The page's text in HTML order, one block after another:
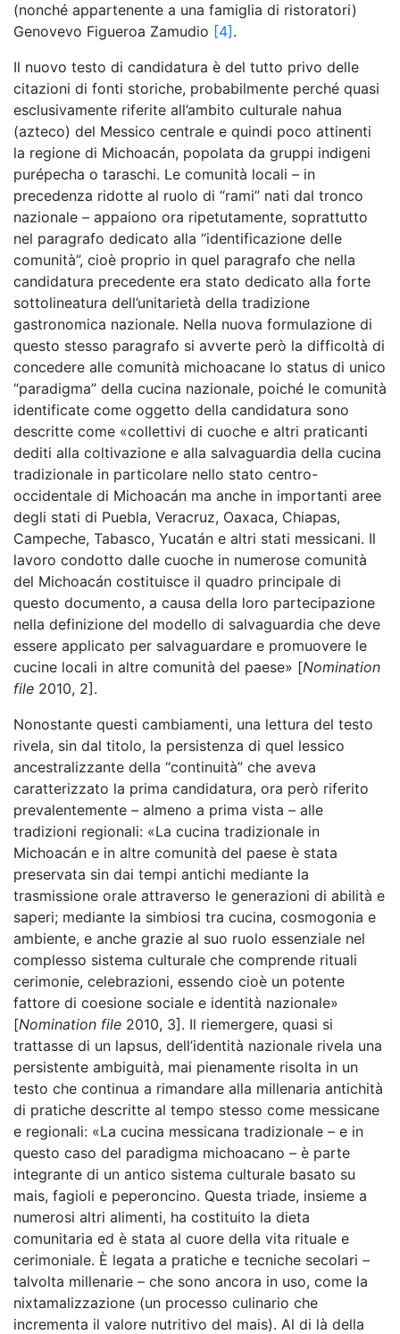
(nonché appartenente a una famiglia di ristoratori)
Genovevo Figueroa Zamudio [4] .
Il nuovo testo di candidatura è del tutto privo delle
citazioni di fonti storiche, probabilmente perché quasi
esclusivamente riferite all’ambito culturale nahua
(azteco) del Messico centrale e quindi poco attinenti
la regione di Michoacán, popolata da gruppi indigeni
purépecha o taraschi. Le comunità locali – in
precedenza ridotte al ruolo di “rami” nati dal tronco
nazionale – appaiono ora ripetutamente, soprattutto
nel paragrafo dedicato alla “identificazione delle
comunità”, cioè proprio in quel paragrafo che nella
candidatura precedente era stato dedicato alla forte
sottolineatura dell’unitarietà della tradizione
gastronomica nazionale. Nella nuova formulazione di
questo stesso paragrafo si avverte però la difficoltà di
concedere alle comunità michoacane lo status di unico
“paradigma” della cucina nazionale, poiché le comunità
identificate come oggetto della candidatura sono
descritte come «collettivi di cuoche e altri praticanti
dediti alla coltivazione e alla salvaguardia della cucina
tradizionale in particolare nello stato centro-
occidentale di Michoacán ma anche in importanti aree
degli stati di Puebla, Veracruz, Oaxaca, Chiapas,
Campeche, Tabasco, Yucatán e altri stati messicani. Il
lavoro condotto dalle cuoche in numerose comunità
del Michoacán costituisce il quadro principale di
questo documento, a causa della loro partecipazione
nella definizione del modello di salvaguardia che deve
essere applicato per salvaguardare e promuovere le
cucine locali in altre comunità del paese» [Nomination
file 2010, 2].
Nonostante questi cambiamenti, una lettura del testo
rivela, sin dal titolo, la persistenza di quel lessico
ancestralizzante della “continuità” che aveva
caratterizzato la prima candidatura, ora però riferito
prevalentemente – almeno a prima vista – alle
tradizioni regionali: «La cucina tradizionale in
Michoacán e in altre comunità del paese è stata
preservata sin dai tempi antichi mediante la
trasmissione orale attraverso le generazioni di abilità e
saperi; mediante la simbiosi tra cucina, cosmogonia e
ambiente, e anche grazie al suo ruolo essenziale nel
complesso sistema culturale che comprende rituali
cerimonie, celebrazioni, essendo cioè un potente
fattore di coesione sociale e identità nazionale»
[Nomination file 2010, 3]. Il riemergere, quasi si
trattasse di un lapsus, dell’identità nazionale rivela una
persistente ambiguità, mai pienamente risolta in un
testo che continua a rimandare alla millenaria antichità
di pratiche descritte al tempo stesso come messicane
e regionali: «La cucina messicana tradizionale – e in
questo caso del paradigma michoacano – è parte
integrante di un antico sistema culturale basato su
mais, fagioli e peperoncino. Questa triade, insieme a
numerosi altri alimenti, ha costituito la dieta
comunitaria ed è stata al cuore della vita rituale e
cerimoniale. È legata a pratiche e tecniche secolari –
talvolta millenarie – che sono ancora in uso, come la
nixtamalizzazione (un processo culinario che
incrementa il valore nutritivo del mais). Al di là della